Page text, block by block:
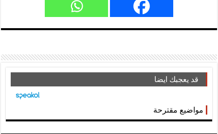
قد يعجبك ايضا
مواضيع مقترحة